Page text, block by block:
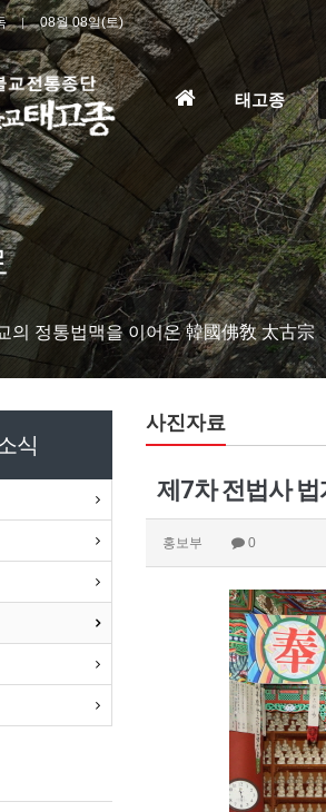
08월 08일(토)
홈
태고종
의 정통법맥을 이어온 韓國佛敎 太古宗
사진자료
제7차 전법사
홍보부 0
식